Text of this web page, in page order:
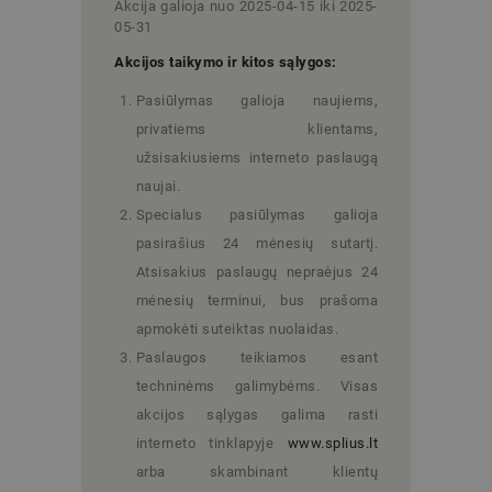
Akcija galioja nuo 2025-04-15 iki 2025-
05-31
Akcijos taikymo ir kitos sąlygos:
Pasiūlymas galioja naujiems,
privatiems klientams,
užsisakiusiems interneto paslaugą
naujai.
Specialus pasiūlymas galioja
pasirašius 24 mėnesių sutartį.
Atsisakius paslaugų nepraėjus 24
mėnesių terminui, bus prašoma
apmokėti suteiktas nuolaidas.
Paslaugos teikiamos esant
techninėms galimybėms. Visas
akcijos sąlygas galima rasti
interneto tinklapyje www.splius.lt
arba skambinant klientų